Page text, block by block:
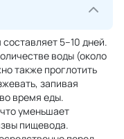
5–10 дней.
воды (около
также проглотить
запивая
время еды.
уменьшает
пищевода.